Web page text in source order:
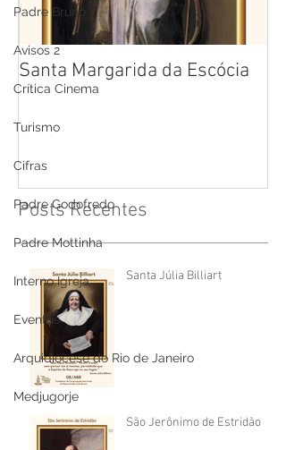
Padre Bruno
Avisos 2
Crítica Cinema
Turismo
Cifras
Padre Godofredo
Padre Mottinha
Interno Igreja
Eventos
Arquidiocese do Rio de Janeiro
Medjugorje
Santa Margarida da Escócia
Posts Recentes
Santa Júlia Billiart
São Jerônimo de Estridão